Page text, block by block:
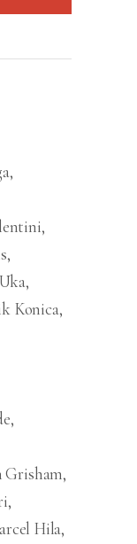
Konica
Grisham
Hila